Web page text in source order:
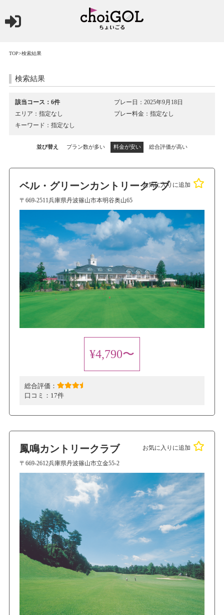
TOP>検索結果
検索結果
該当コース：6件
プレー日：2025年9月18日
エリア：指定なし
プレー料金：指定なし
キーワード：指定なし
並び替え プラン数が多い 料金が安い 総合評価が高い
ベル・グリーンカントリークラブ
〒669-2511兵庫県丹波篠山市本明谷奥山65
¥4,790〜
総合評価：
口コミ： 17件
お気に入りに追加
鳳鳴カントリークラブ
〒669-2612兵庫県丹波篠山市立金55-2
お気に入りに追加